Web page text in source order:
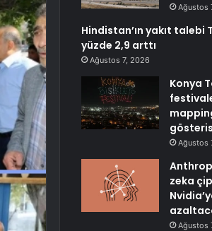
Ağustos
Hindistan’ın yakıt talebi
yüzde 2,9 arttı
Ağustos 7, 2026
Konya
Ağustos
zeka
Ağustos